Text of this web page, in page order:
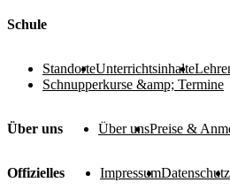
Schule
StandorteUnterrichtsinhalte
Schnupperkurse &amp; Termine
Über uns Über unsPreise &
Offizielles ImpressumDatenschutz